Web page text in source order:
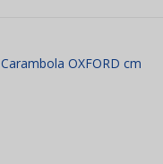
Carambola OXFORD cm